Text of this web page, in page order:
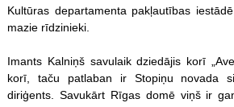
Kultūras departamenta pakļautības
mazie rīdzinieki.
Imants Kalniņš savulaik dziedājis korī
korī, taču patlaban ir Stopiņu novada
diriģents. Savukārt Rīgas domē viņš ir